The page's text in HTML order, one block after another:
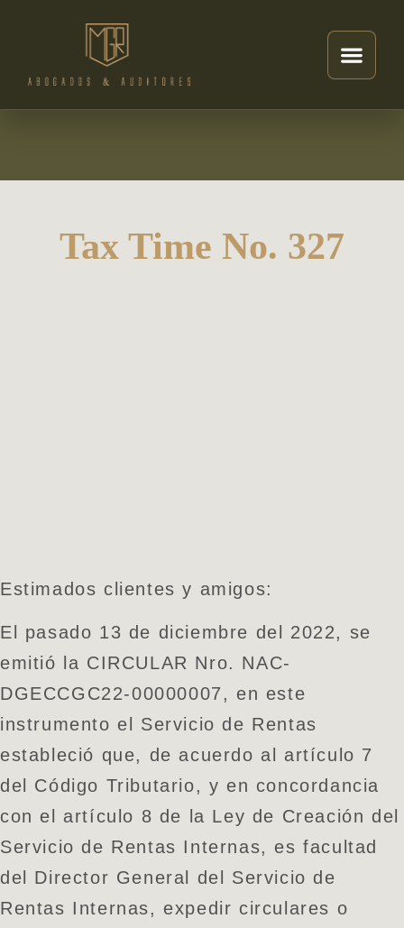
Tax Time No. 327
Estimados clientes y amigos:
El pasado 13 de diciembre del 2022, se
emitió la CIRCULAR Nro. NAC-
DGECCGC22-00000007, en este
instrumento el Servicio de Rentas
estableció que, de acuerdo al artículo 7
del Código Tributario, y en concordancia
con el artículo 8 de la Ley de Creación del
Servicio de Rentas Internas, es facultad
del Director General del Servicio de
Rentas Internas, expedir circulares o